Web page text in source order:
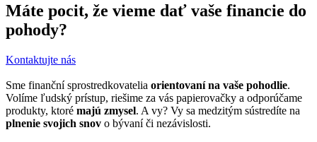
Máte pocit, že vieme dať vaše financie do
pohody?
Kontaktujte nás
Sme finanční sprostredkovatelia orientovaní na vaše pohodlie.
Volíme ľudský prístup, riešime za vás papierovačky a odporúčame
produkty, ktoré majú zmysel. A vy? Vy sa medzitým sústredíte na
plnenie svojich snov o bývaní či nezávislosti.